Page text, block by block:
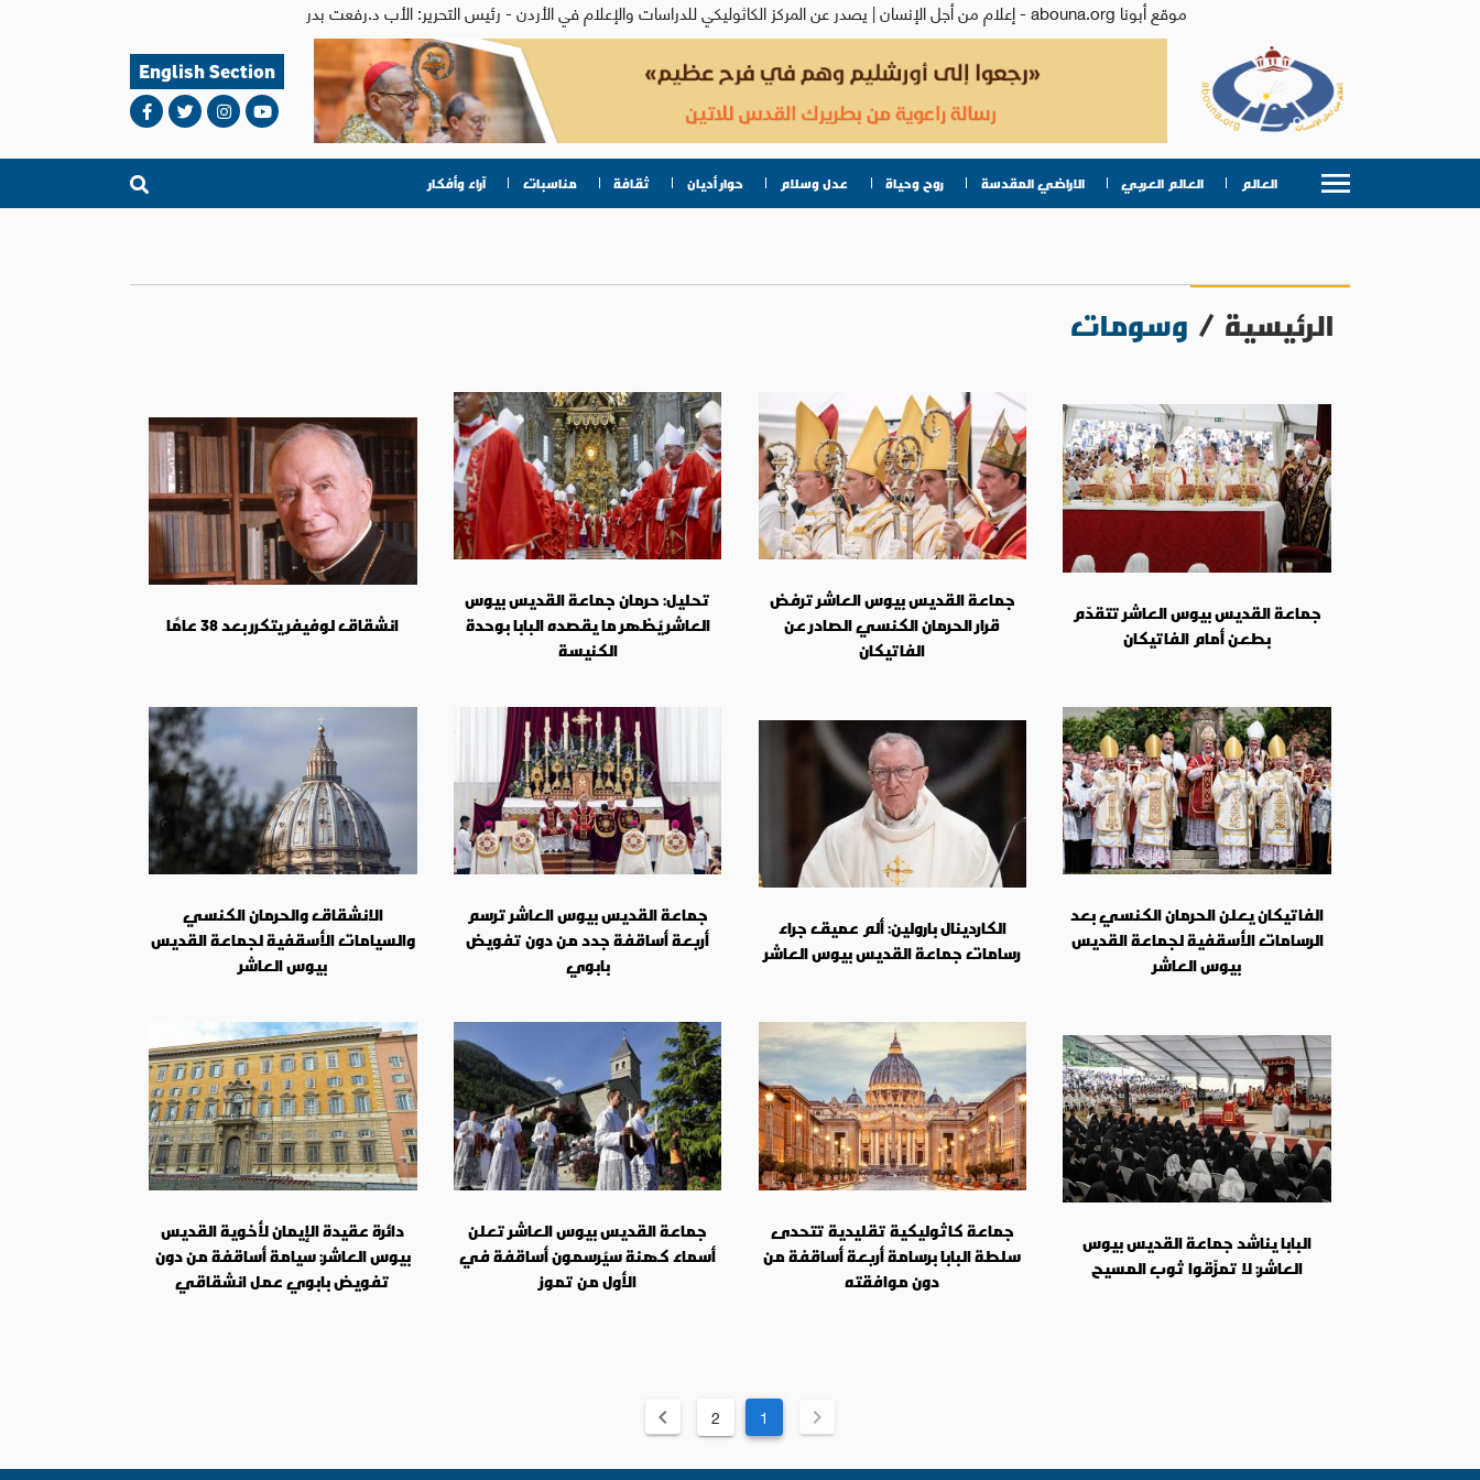
موقع أبونا abouna.org - إعلام من أجل الإنسان | يصدر عن المركز الكاثوليكي للدراسات والإعلام في الأردن - رئيس التحرير: الأب د.رفعت بدر
English Section
العالم العالم العربي الاراضي المقدسة روح وحياة عدل وسلام حوار أديان ثقافة مناسبات آراء وأفكار
الرئيسية / وسومات
جماعة القديس بيوس العاشر تتقدّم
بطعن أمام الفاتيكان
جماعة القديس بيوس العاشر ترفض
قرار الحرمان الكنسي الصادر عن
الفاتيكان
تحليل: حرمان جماعة القديس بيوس
العاشر يُظهر ما يقصده البابا بوحدة
الكنيسة
انشقاق لوفيفر يتكرر بعد 38 عامًا
الفاتيكان يعلن الحرمان الكنسي بعد
الرسامات الأسقفية لجماعة القديس
بيوس العاشر
الكاردينال بارولين: ألم عميق جراء
رسامات جماعة القديس بيوس العاشر
جماعة القديس بيوس العاشر ترسم
أربعة أساقفة جدد من دون تفويض
بابوي
الانشقاق والحرمان الكنسي
والسيامات الأسقفية لجماعة القديس
بيوس العاشر
البابا يناشد جماعة القديس بيوس
العاشر: لا تمزّقوا ثوب المسيح
جماعة كاثوليكية تقليدية تتحدى
سلطة البابا برسامة أربعة أساقفة من
دون موافقته
جماعة القديس بيوس العاشر تعلن
أسماء كهنة سيُرسمون أساقفة في
الأول من تموز
دائرة عقيدة الإيمان لأخوية القديس
بيوس العاشر: سيامة أساقفة من دون
تفويض بابوي عمل انشقاقي
1
2